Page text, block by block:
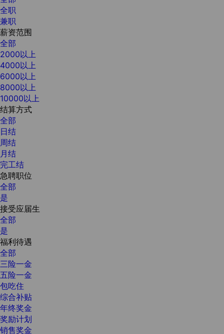
全职
兼职
薪资范围
全部
2000以上
4000以上
6000以上
8000以上
10000以上
结算方式
全部
日结
周结
月结
完工结
急聘职位
全部
是
接受应届生
全部
是
福利待遇
全部
三险一金
五险一金
包吃住
综合补贴
年终奖金
奖励计划
销售奖金